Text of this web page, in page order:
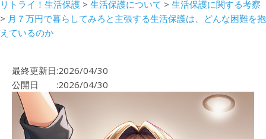
リトライ！生活保護 > 生活保護について > 生活保護に関する考察
> 月７万円で暮らしてみろと主張する生活保護は、どんな困難を抱
えているのか
最終更新日:2026/04/30
公開日 :2026/04/30